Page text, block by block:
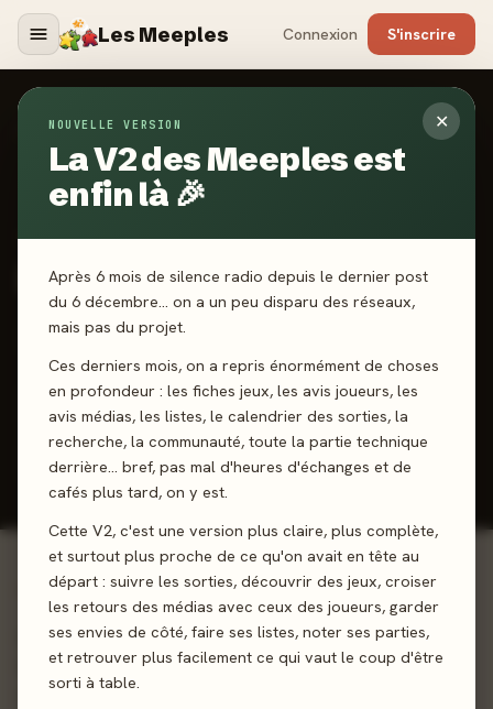
Les Meeples Connexion S'inscrire
✕
NOUVELLE VERSION
La V2 des Meeples est
enfin là 🎉
Après 6 mois de silence radio depuis le dernier post
du 6 décembre… on a un peu disparu des réseaux,
mais pas du projet.
Ces derniers mois, on a repris énormément de choses
en profondeur : les fiches jeux, les avis joueurs, les
avis médias, les listes, le calendrier des sorties, la
recherche, la communauté, toute la partie technique
derrière… bref, pas mal d'heures d'échanges et de
cafés plus tard, on y est.
Cette V2, c'est une version plus claire, plus complète,
et surtout plus proche de ce qu'on avait en tête au
départ : suivre les sorties, découvrir des jeux, croiser
les retours des médias avec ceux des joueurs, garder
ses envies de côté, faire ses listes, noter ses parties,
et retrouver plus facilement ce qui vaut le coup d'être
sorti à table.
Jeux/Mycelium
2023·SOFA EDITION
Mycelium
1-4 joueurs 7 ans+
J'ai joué Envie de jouer Wishlist
Donner mon avis
01 - LE JEU
Dans Mycelium, amenez vos champignons à la victoire !
Derrière ce jeu de 61 cartes se cache une bataille pour le
contrôle du mycélium, une ressources indispensable au